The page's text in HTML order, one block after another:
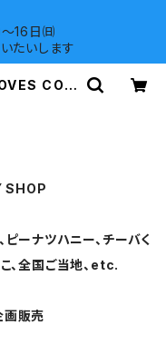
16日㈰
たいします
COM
SHOP
ーナツハニー、チーバく
、全国ご当地、etc.
画販売